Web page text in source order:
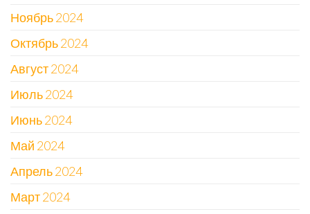
Ноябрь 2024
Октябрь 2024
Август 2024
Июль 2024
Июнь 2024
Май 2024
Апрель 2024
Март 2024